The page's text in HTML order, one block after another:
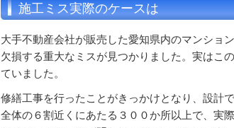
施工ミス実際のケースは
大手不動産会社が販売した愛知県内のマンショ
欠損する重大なミスが見つかりました。実はこ
ていました。
修繕工事を行ったことがきっかけとなり、設計
全体の６割近くにあたる３００か所以上で、実